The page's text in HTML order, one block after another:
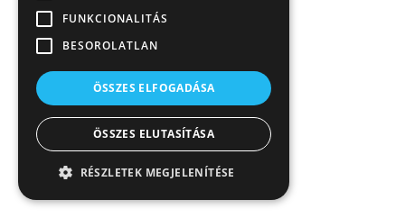
FUNKCIONALITÁS
BESOROLATLAN
ÖSSZES ELFOGADÁSA
ÖSSZES ELUTASÍTÁSA
RÉSZLETEK MEGJELENÍTÉSE